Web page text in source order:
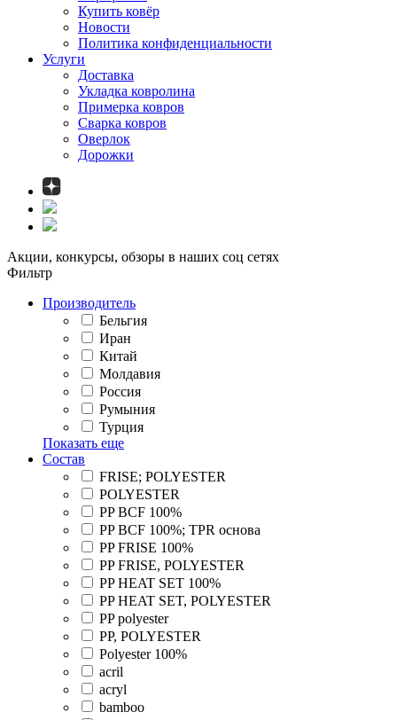
Купить ковёр
Новости
Политика конфиденциальности
Услуги
Доставка
Укладка ковролина
Примерка ковров
Сварка ковров
Оверлок
Дорожки
Акции, конкурсы, обзоры в наших соц сетях
Фильтр
Производитель
Бельгия
Иран
Китай
Молдавия
Россия
Румыния
Турция
Показать еще
Состав
FRISE; POLYESTER
POLYESTER
PP BCF 100%
PP BCF 100%; TPR основа
PP FRISE 100%
PP FRISE, POLYESTER
PP HEAT SET 100%
PP HEAT SET, POLYESTER
PP polyester
PP, POLYESTER
Polyester 100%
acril
acryl
bamboo